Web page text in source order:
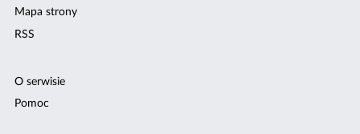
Mapa strony
RSS
O serwisie
Pomoc